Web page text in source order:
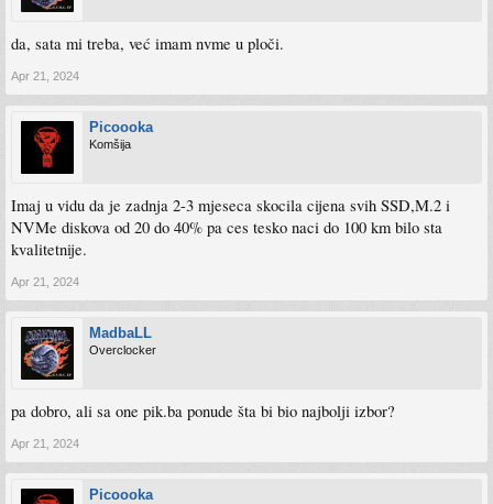
da, sata mi treba, već imam nvme u ploči.
Apr 21, 2024
Picoooka
Komšija
Imaj u vidu da je zadnja 2-3 mjeseca skocila cijena svih SSD,M.2 i
NVMe diskova od 20 do 40% pa ces tesko naci do 100 km bilo sta
kvalitetnije.
Apr 21, 2024
MadbaLL
Overclocker
pa dobro, ali sa one pik.ba ponude šta bi bio najbolji izbor?
Apr 21, 2024
Picoooka